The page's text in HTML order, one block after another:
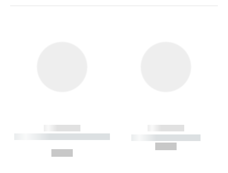
------------
----------- ----------- --------
------------
----------- -----------